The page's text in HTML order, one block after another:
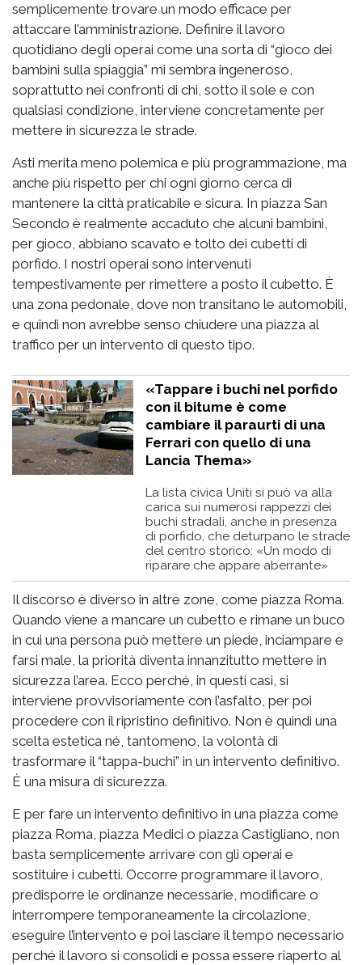
semplicemente trovare un modo efficace per
attaccare l’amministrazione. Definire il lavoro
quotidiano degli operai come una sorta di “gioco dei
bambini sulla spiaggia” mi sembra ingeneroso,
soprattutto nei confronti di chi, sotto il sole e con
qualsiasi condizione, interviene concretamente per
mettere in sicurezza le strade.
Asti merita meno polemica e più programmazione, ma
anche più rispetto per chi ogni giorno cerca di
mantenere la città praticabile e sicura. In piazza San
Secondo è realmente accaduto che alcuni bambini,
per gioco, abbiano scavato e tolto dei cubetti di
porfido. I nostri operai sono intervenuti
tempestivamente per rimettere a posto il cubetto. È
una zona pedonale, dove non transitano le automobili,
e quindi non avrebbe senso chiudere una piazza al
traffico per un intervento di questo tipo.
«Tappare i buchi nel porfido
con il bitume è come
cambiare il paraurti di una
Ferrari con quello di una
Lancia Thema»
La lista civica Uniti si può va alla
carica sui numerosi rappezzi dei
buchi stradali, anche in presenza
di porfido, che deturpano le strade
del centro storico: «Un modo di
riparare che appare aberrante»
Il discorso è diverso in altre zone, come piazza Roma.
Quando viene a mancare un cubetto e rimane un buco
in cui una persona può mettere un piede, inciampare e
farsi male, la priorità diventa innanzitutto mettere in
sicurezza l’area. Ecco perché, in questi casi, si
interviene provvisoriamente con l’asfalto, per poi
procedere con il ripristino definitivo. Non è quindi una
scelta estetica né, tantomeno, la volontà di
trasformare il “tappa-buchi” in un intervento definitivo.
È una misura di sicurezza.
E per fare un intervento definitivo in una piazza come
piazza Roma, piazza Medici o piazza Castigliano, non
basta semplicemente arrivare con gli operai e
sostituire i cubetti. Occorre programmare il lavoro,
predisporre le ordinanze necessarie, modificare o
interrompere temporaneamente la circolazione,
eseguire l’intervento e poi lasciare il tempo necessario
perché il lavoro si consolidi e possa essere riaperto al